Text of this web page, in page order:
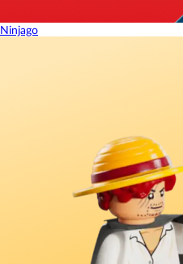
Ninjago